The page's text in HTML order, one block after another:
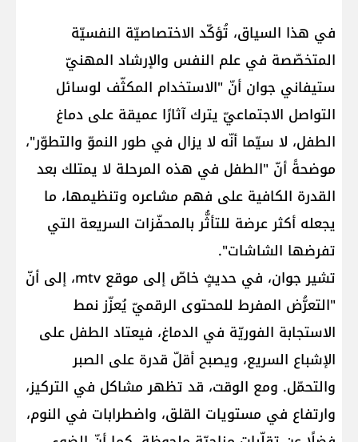
في هذا السياق، تُؤكّد الاختصاصيّة النفسيّة
المتخصّصة في علم النفس والإرشاد المهنيّ
ستيفاني جوان أنّ "الاستخدام المكثّف لوسائل
التواصل الاجتماعيّ يترك آثارًا عميقة على دماغ
الطفل، لا سيّما أنّه لا يزال في طور النموّ والتطوّر"،
موضحةً أنّ "الطفل في هذه المرحلة لا يمتلك بعد
القدرة الكافية على فهم مشاعره وتنظيمها، ما
يجعله أكثر عرضة للتأثُّر بالمحفّزات السريعة التي
تفرضها الشاشات".
تشير جوان، في حديثٍ خاصّ إلى موقع mtv، إلى أنّ
"التعرُّض المفرط للمحتوى الرقميّ يُعزّز نمط
الاستجابة الفوريّة في الدماغ، فيعتاد الطفل على
الإشباع السريع، ويصبح أقلّ قدرة على الصبر
والتحمّل. ومع الوقت، قد تظهر مشاكل في التركيز،
وارتفاع في مستويات القلق، واضطرابات في النوم،